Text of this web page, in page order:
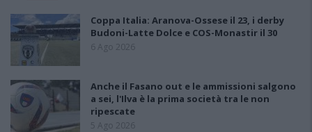
Coppa Italia: Aranova-Ossese il 23, i derby
Budoni-Latte Dolce e COS-Monastir il 30
6 Ago 2026
Anche il Fasano out e le ammissioni salgono
a sei, l'Ilva è la prima società tra le non
ripescate
5 Ago 2026